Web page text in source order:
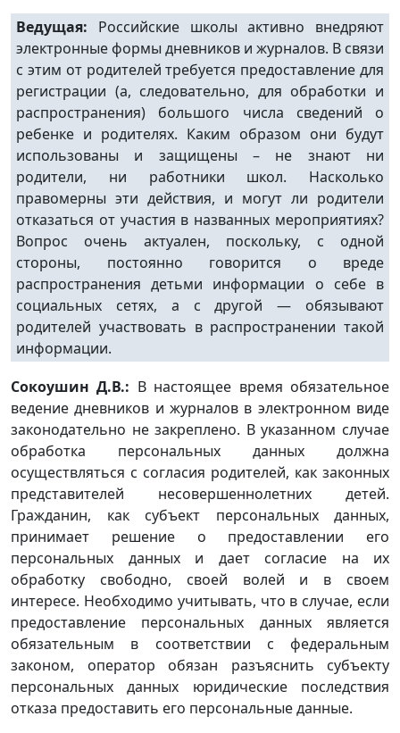
Ведущая: Российские школы активно внедряют
электронные формы дневников и журналов. В связи
с этим от родителей требуется предоставление для
регистрации (а, следовательно, для обработки и
распространения) большого числа сведений о
ребенке и родителях. Каким образом они будут
использованы и защищены – не знают ни
родители, ни работники школ. Насколько
правомерны эти действия, и могут ли родители
отказаться от участия в названных мероприятиях?
Вопрос очень актуален, поскольку, с одной
стороны, постоянно говорится о вреде
распространения детьми информации о себе в
социальных сетях, а с другой — обязывают
родителей участвовать в распространении такой
информации.
Сокоушин Д.В.: В настоящее время обязательное
ведение дневников и журналов в электронном виде
законодательно не закреплено. В указанном случае
обработка персональных данных должна
осуществляться с согласия родителей, как законных
представителей несовершеннолетних детей.
Гражданин, как субъект персональных данных,
принимает решение о предоставлении его
персональных данных и дает согласие на их
обработку свободно, своей волей и в своем
интересе. Необходимо учитывать, что в случае, если
предоставление персональных данных является
обязательным в соответствии с федеральным
законом, оператор обязан разъяснить субъекту
персональных данных юридические последствия
отказа предоставить его персональные данные.